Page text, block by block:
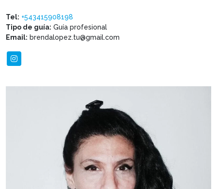
Tel: +543415908198
Tipo de guía: Guía profesional
Email: brendalopez.tu@gmail.com